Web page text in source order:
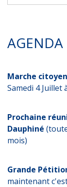
AGENDA
Marche
Samedi 4 Juillet
Prochaine
Dauphiné
mois)
Grande
maintenant